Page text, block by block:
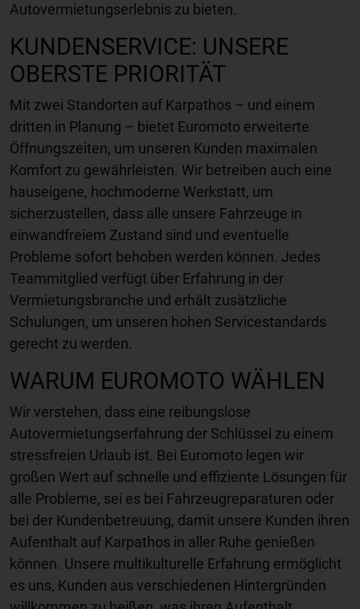
Autovermietungserlebnis zu bieten.
KUNDENSERVICE: UNSERE
OBERSTE PRIORITÄT
Mit zwei Standorten auf Karpathos – und einem
dritten in Planung – bietet Euromoto erweiterte
Öffnungszeiten, um unseren Kunden maximalen
Komfort zu gewährleisten. Wir betreiben auch eine
hauseigene, hochmoderne Werkstatt, um
sicherzustellen, dass alle unsere Fahrzeuge in
einwandfreiem Zustand sind und eventuelle
Probleme sofort behoben werden können. Jedes
Teammitglied verfügt über Erfahrung in der
Vermietungsbranche und erhält zusätzliche
Schulungen, um unseren hohen Servicestandards
gerecht zu werden.
WARUM EUROMOTO WÄHLEN
Wir verstehen, dass eine reibungslose
Autovermietungserfahrung der Schlüssel zu einem
stressfreien Urlaub ist. Bei Euromoto legen wir
großen Wert auf schnelle und effiziente Lösungen für
alle Probleme, sei es bei Fahrzeugreparaturen oder
bei der Kundenbetreuung, damit unsere Kunden ihren
Aufenthalt auf Karpathos in aller Ruhe genießen
können. Unsere multikulturelle Erfahrung ermöglicht
es uns, Kunden aus verschiedenen Hintergründen